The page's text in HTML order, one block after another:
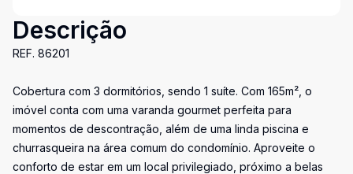
Descrição
REF. 86201
Cobertura com 3 dormitórios, sendo 1 suíte. Com 165m², o
imóvel conta com uma varanda gourmet perfeita para
momentos de descontração, além de uma linda piscina e
churrasqueira na área comum do condomínio. Aproveite o
conforto de estar em um local privilegiado, próximo a belas